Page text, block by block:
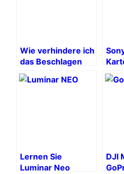
Wie verhindere ich
das Beschlagen
der Gläser meiner
Insta360 X5?
U3/
Lernen Sie
Luminar Neo
DJI